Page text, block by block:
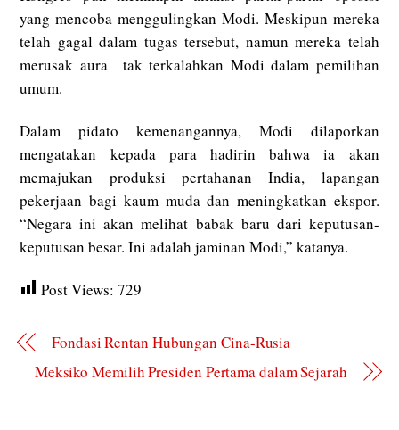
yang mencoba menggulingkan Modi. Meskipun mereka
telah gagal dalam tugas tersebut, namun mereka telah
merusak aura tak terkalahkan Modi dalam pemilihan
umum.
Dalam pidato kemenangannya, Modi dilaporkan
mengatakan kepada para hadirin bahwa ia akan
memajukan produksi pertahanan India, lapangan
pekerjaan bagi kaum muda dan meningkatkan ekspor.
“Negara ini akan melihat babak baru dari keputusan-
keputusan besar. Ini adalah jaminan Modi,” katanya.
Post Views: 729
Fondasi Rentan Hubungan Cina-Rusia
Meksiko Memilih Presiden Pertama dalam Sejarah